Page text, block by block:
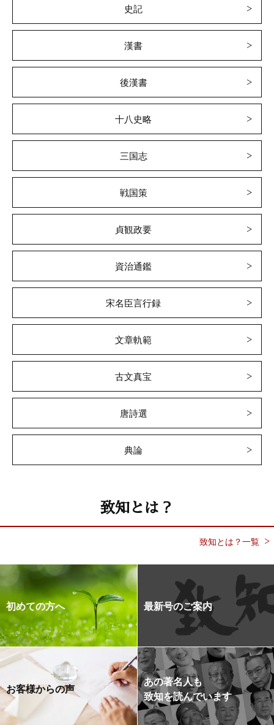
史記
漢書
後漢書
十八史略
三国志
戦国策
貞観政要
資治通鑑
宋名臣言行録
文章軌範
古文真宝
唐詩選
典論
致知とは？
致知とは？一覧
初めての方へ 最新号のご案内
お客様からの声
あの著名人も
致知を読んでいます